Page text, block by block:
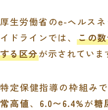
厚生労働省のe-ヘルス
イドラインでは、この
する区分が示されていま
特定保健指導の枠組みで
常高値、 6.0〜6.4%が糖